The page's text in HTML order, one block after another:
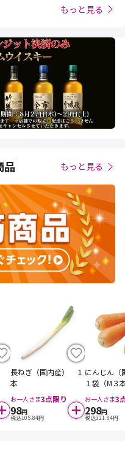
もっと見る
品 もっと見る
長ねぎ（国内産） １
本
お一人さま3点限り
98円
税込105.84円
にんじん
１袋（M３
本）
お一人さま3
298円
税込321.84円